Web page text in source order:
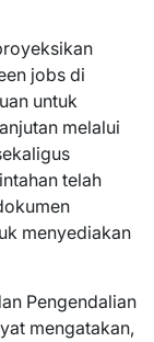
jobs di
untuk
melalui
telah
menyediakan
Pengendalian
mengatakan,